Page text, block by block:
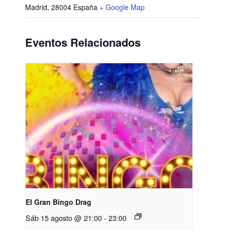
Madrid, 28004 España + Google Map
Eventos Relacionados
El Gran Bingo Drag
Sáb 15 agosto @ 21:00- 23:00